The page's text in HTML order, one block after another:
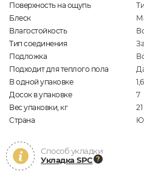
Поверхность на ощупь
Блеск
Влагостойкость
Тип соединения
Подложка
Подходит для теплого пола
В одной упаковке
Досок в упаковке
7
Вес упаковки, кг
21
Страна
Способ укладки
Укладка SPC